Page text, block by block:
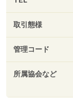
取引態様
管理コード
所属協会など